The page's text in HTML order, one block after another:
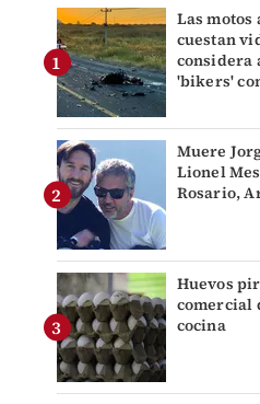
Las
cuestan
considera
'bikers'
Muere
Lionel
Rosario,
Huevos
comercial
cocina